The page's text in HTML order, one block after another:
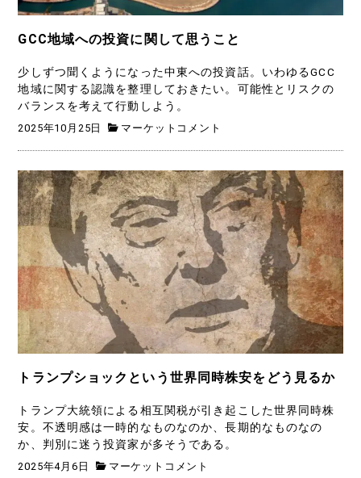
GCC地域への投資に関して思うこと
少しずつ聞くようになった中東への投資話。いわゆるGCC
地域に関する認識を整理しておきたい。可能性とリスクの
バランスを考えて行動しよう。
2025年10月25日 マーケットコメント
トランプショックという世界同時株安をどう見るか
トランプ大統領による相互関税が引き起こした世界同時株
安。不透明感は一時的なものなのか、長期的なものなの
か、判別に迷う投資家が多そうである。
2025年4月6日 マーケットコメント